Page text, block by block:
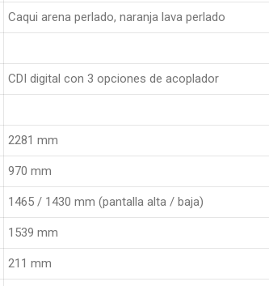
Caqui arena perlado, naranja lava perlado
CDI digital con 3 opciones de acoplador
2281 mm
970 mm
1465 / 1430 mm (pantalla alta / baja)
1539 mm
211 mm